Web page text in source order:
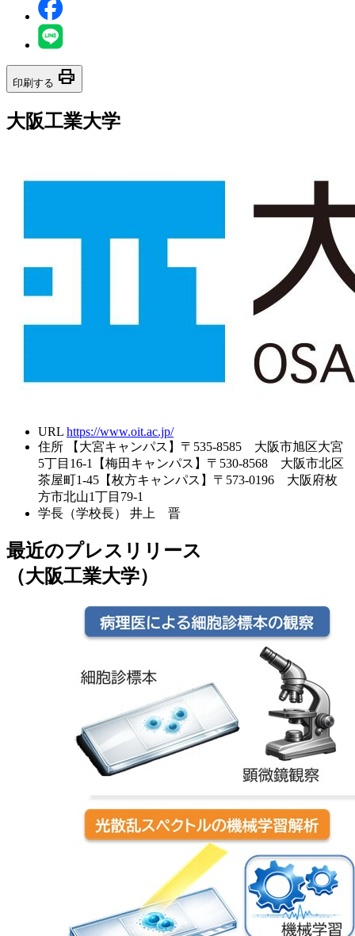
印刷する print
大阪工業大学
URL https://www.oit.ac.jp/
住所
【大宮キャンパス】〒535-8585 大阪市旭区大宮
5丁目16-1【梅田キャンパス】〒530-8568 大阪市北区
茶屋町1-45【枚方キャンパス】〒573-0196 大阪府枚
方市北山1丁目79-1
学長（学校長）
井上 晋
最近のプレスリリース
（大阪工業大学）